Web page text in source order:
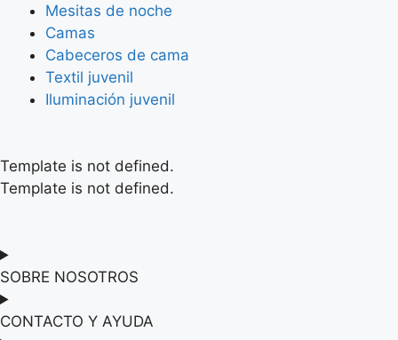
Mesitas de noche
Camas
Cabeceros de cama
Textil juvenil
Iluminación juvenil
Template is not defined.
Template is not defined.
SOBRE NOSOTROS
CONTACTO Y AYUDA